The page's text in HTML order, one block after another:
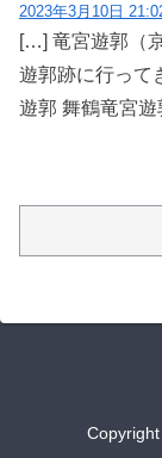
2023年3月10日
[…] 竜宮遊郭（
遊郭跡に行っ
遊郭 舞鶴竜宮